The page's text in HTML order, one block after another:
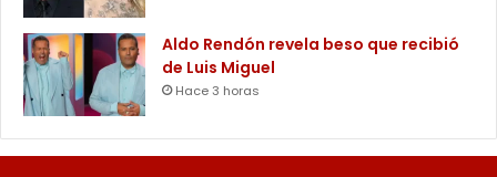
Aldo Rendón revela beso que recibió
de Luis Miguel
Hace 3 horas